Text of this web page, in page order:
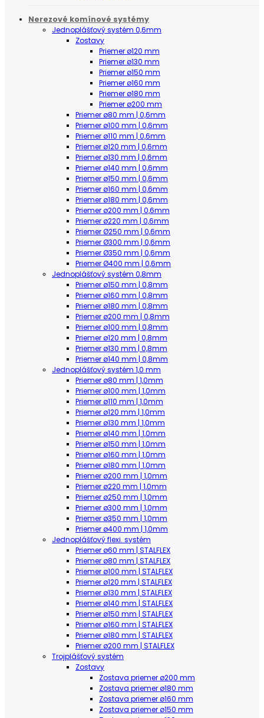
Nerezové komínové systémy
Jednoplášťový systém 0,6mm
Zostavy
Priemer ø120 mm
Priemer ø130 mm
Priemer ø150 mm
Priemer ø160 mm
Priemer ø180 mm
Priemer ø200 mm
Priemer ø80 mm | 0,6mm
Priemer ø100 mm | 0,6mm
Priemer ø110 mm | 0,6mm
Priemer ø120 mm | 0,6mm
Priemer ø130 mm | 0,6mm
Priemer ø140 mm | 0,6mm
Priemer ø150 mm | 0,6mm
Priemer ø160 mm | 0,6mm
Priemer ø180 mm | 0,6mm
Priemer ø200 mm | 0,6mm
Priemer ø220 mm | 0,6mm
Priemer Ø250 mm | 0,6mm
Priemer Ø300 mm | 0,6mm
Priemer Ø350 mm | 0,6mm
Priemer Ø400 mm | 0,6mm
Jednoplášťový systém 0,8mm
Priemer ø150 mm | 0,8mm
Priemer ø160 mm | 0,8mm
Priemer ø180 mm | 0,8mm
Priemer ø200 mm | 0,8mm
Priemer ø100 mm | 0,8mm
Priemer ø120 mm | 0,8mm
Priemer ø130 mm | 0,8mm
Priemer ø140 mm | 0,8mm
Jednoplášťový systém 1,0 mm
Priemer ø80 mm | 1,0mm
Priemer ø100 mm | 1,0mm
Priemer ø110 mm | 1,0mm
Priemer ø120 mm | 1,0mm
Priemer ø130 mm | 1,0mm
Priemer ø140 mm | 1,0mm
Priemer ø150 mm | 1,0mm
Priemer ø160 mm | 1,0mm
Priemer ø180 mm | 1,0mm
Priemer ø200 mm | 1,0mm
Priemer ø220 mm | 1,0mm
Priemer ø250 mm | 1,0mm
Priemer ø300 mm | 1,0mm
Priemer ø350 mm | 1,0mm
Priemer ø400 mm | 1,0mm
Jednoplášťový flexi. systém
Priemer ø60 mm | STALFLEX
Priemer ø80 mm | STALFLEX
Priemer ø100 mm | STALFLEX
Priemer ø120 mm | STALFLEX
Priemer ø130 mm | STALFLEX
Priemer ø140 mm | STALFLEX
Priemer ø150 mm | STALFLEX
Priemer ø160 mm | STALFLEX
Priemer ø180 mm | STALFLEX
Priemer ø200 mm | STALFLEX
Trojplášťový systém
Zostavy
Zostava priemer ø200 mm
Zostava priemer ø180 mm
Zostava priemer ø160 mm
Zostava priemer ø150 mm